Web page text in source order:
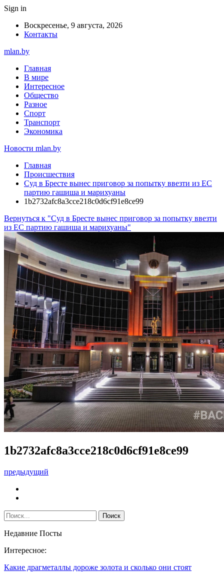
Sign in
Воскресенье, 9 августа, 2026
Контакты
mlan.by
Главная
В мире
Интересное
Общество
Разное
Спорт
Транспорт
Экономика
Новости mlan.by
Главная
Происшествия
Суд в Бресте вынес приговор за попытку ввезти из ЕС
партию гашиша и марихуаны
1b2732afc8a3cce218c0d6cf91e8ce99
Вернуться к "Суд в Бресте вынес приговор за попытку ввезти
из ЕС партию гашиша и марихуаны"
1b2732afc8a3cce218c0d6cf91e8ce99
предыдущий
Недавние Посты
Интересное:
Какие драгметаллы дороже золота и сколько они стоят